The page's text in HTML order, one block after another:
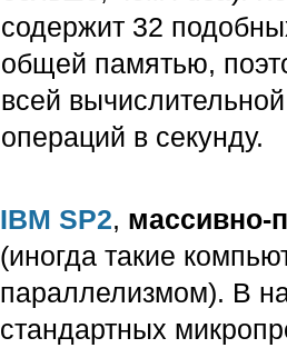
содержит 32
общей памятью,
всей
операций в секунду.
IBM SP2, массивно-
(иногда такие
параллелизмом). В
стандартных